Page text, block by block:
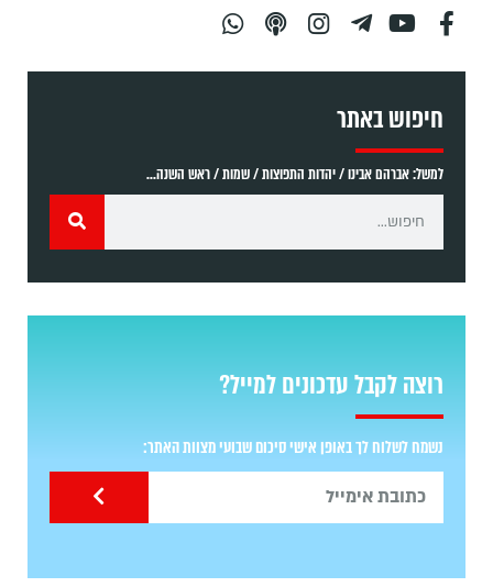
חיפוש באתר
למשל: אברהם אבינו / יהדות התפוצות / שמות / ראש השנה...
רוצה לקבל עדכונים למייל?
נשמח לשלוח לך באופן אישי סיכום שבועי מצוות האתר: